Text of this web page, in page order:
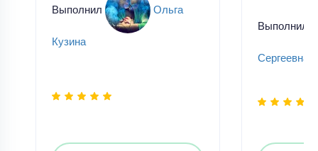
Выполнил Ольга
Кузина
Выполнил
Сергеевна